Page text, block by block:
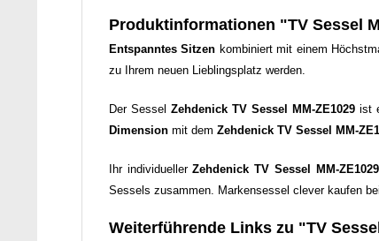
Produktinformationen "TV Sessel
Entspanntes Sitzen kombiniert mit einem
zu Ihrem neuen Lieblingsplatz werden.
Der SesselZehdenick TV Sessel MM-ZE1029 ist
Dimension mit dem Zehdenick TV Sessel MM-
Ihr individuellerZehdenick TV Sessel MM-
Sessels zusammen. Markensessel clever kaufen
Weiterführende Links zu "TV